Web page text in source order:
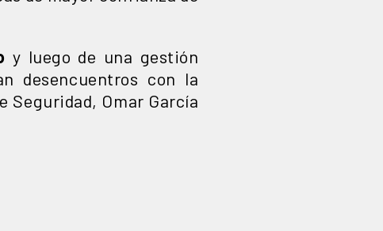
y luego de una gestión
desencuentros con la
Omar García